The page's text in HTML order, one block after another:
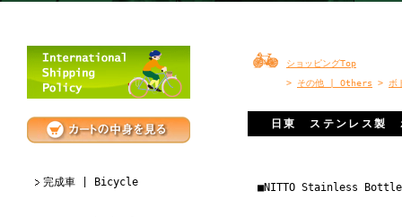
完成車 | Bicycle
ショッピングTop
> その他 | Others > ボ
日東 ステンレス製
■NITTO Stainless Bottle